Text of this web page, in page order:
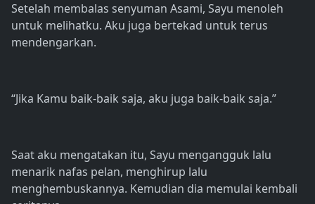
Setelah membalas senyuman Asami, Sayu menoleh
untuk melihatku. Aku juga bertekad untuk terus
mendengarkan.
“Jika Kamu baik-baik saja, aku juga baik-baik saja.”
Saat aku mengatakan itu, Sayu mengangguk lalu
menarik nafas pelan, menghirup lalu
menghembuskannya. Kemudian dia memulai kembali